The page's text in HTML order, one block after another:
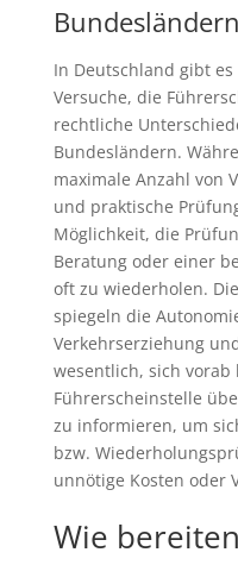
Bundesländern
In Deutschland gibt
Versuche, die
rechtliche
Bundesländern.
maximale Anzahl von
und praktische
Möglichkeit, die
Beratung oder einer
oft zu wiederholen.
spiegeln die
Verkehrserziehung
wesentlich, sich
Führerscheinstelle
zu informieren, um
bzw.
unnötige Kosten oder
Wie